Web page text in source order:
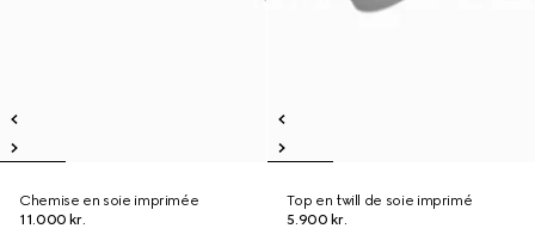
Chemise en soie imprimée
11.000 kr.
Top en twill de soie imprimé
5.900 kr.